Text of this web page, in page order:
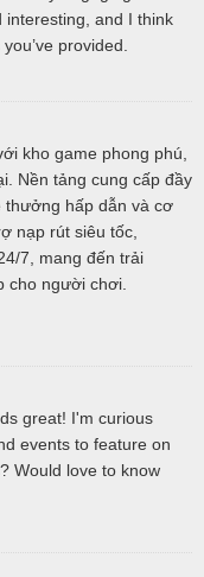
interesting, and I think
provided.
kho game phong phú,
Nền tảng cung cấp đầy
thưởng hấp dẫn và cơ
nạp rút siêu tốc,
7, mang đến trải
cho người chơi.
great! I'm curious
events to feature on
Would love to know